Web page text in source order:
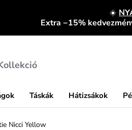
☀️
Extra −15%
Táskák Hátizsákok
Nicci Yellow